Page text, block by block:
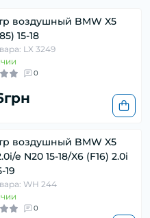
воздушный BMW X5
15-18
LX 3249
0
воздушный BMW X5
e N20 15-18/X6 (F16) 2.0i
19
WH 244
0